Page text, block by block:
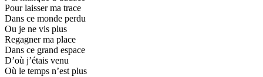
Pour laisser ma trace
Dans ce monde perdu
Ou je ne vis plus
Regagner ma place
Dans ce grand espace
D’où j’étais venu
Où le temps n’est plus